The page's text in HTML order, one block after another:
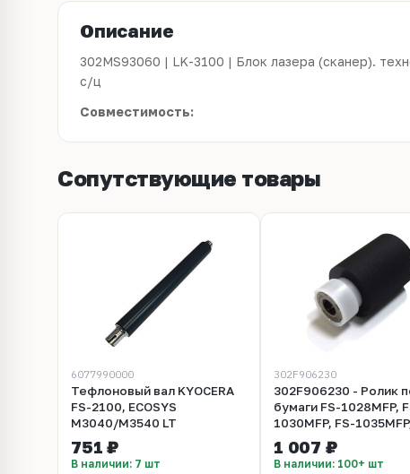
Описание
302MS93060 | LK-3100 | Блок лазера (сканер).
с/ц
Совместимость:
Сопутствующие товары
6077990000
Тефлоновый вал KYOCERA
FS-2100, ECOSYS
M3040/M3540 LT
751 ₽
В наличии: 7 шт
302F906230
302F906230 - Ролик
бумаги FS-1028MFP,
1030MFP, FS-
1130MFP, FS-1135MFP,
1128MFP, FS-1350DN,
1 007 ₽
В наличии: 100+ шт